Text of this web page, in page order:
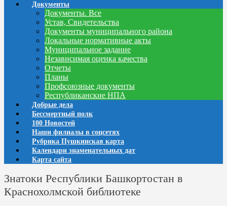
Документы
Документы. Все
Устав, Свидетельства
Документы муниципального района
Локальные нормативные акты
Муниципальное задание
Независимая оценка качества
Отчеты
Планы
Профсоюзные документы
Республиканские НПА
Добрые дела
Бессмертный полк
100 Новостей
Наши филиалы в соцсетях
Рубрика Пушкинская карта
Календари знаменательных дат
Карта сайта
Знатоки Республики Башкортостан в
Краснохолмской библиотеке